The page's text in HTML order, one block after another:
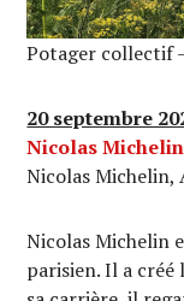
Potager collectif
20 septembre
Nicolas
Nicolas
Nicolas Michelin
parisien. Il a créé